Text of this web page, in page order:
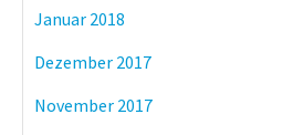
Januar 2018
Dezember 2017
November 2017